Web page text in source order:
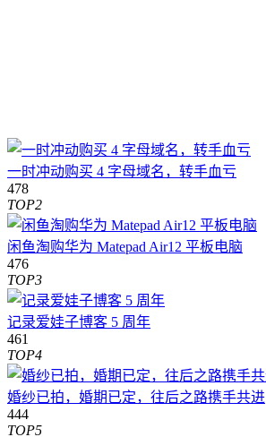
一时冲动购买 4 字母域名，转手血亏
478
TOP2
闲鱼淘购华为 Matepad Air12 平板电脑
476
TOP3
记录爱娃子博客 5 周年
461
TOP4
婚纱已拍，婚期已定，往后之路携手共进
444
TOP5